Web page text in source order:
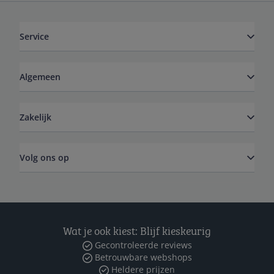
Service
Algemeen
Zakelijk
Volg ons op
Wat je ook kiest: Blijf kieskeurig
Gecontroleerde reviews
Betrouwbare webshops
Heldere prijzen